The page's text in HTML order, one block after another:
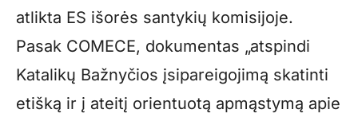
atlikta ES išorės santykių komisijoje.
Pasak COMECE, dokumentas „atspindi
Katalikų Bažnyčios įsipareigojimą skatinti
etišką ir į ateitį orientuotą apmąstymą apie